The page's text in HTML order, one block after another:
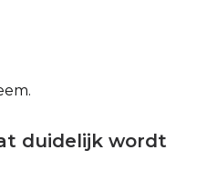
duidelijk wordt